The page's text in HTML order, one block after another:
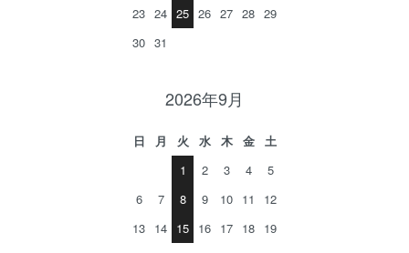
23 24 25 26 27 28 29
30 31
2026年9月
日 月 火 水 木 金
土
1
2 3 4
5
6
7 8 9 10 11
12
13 14 15 16 17 18 19